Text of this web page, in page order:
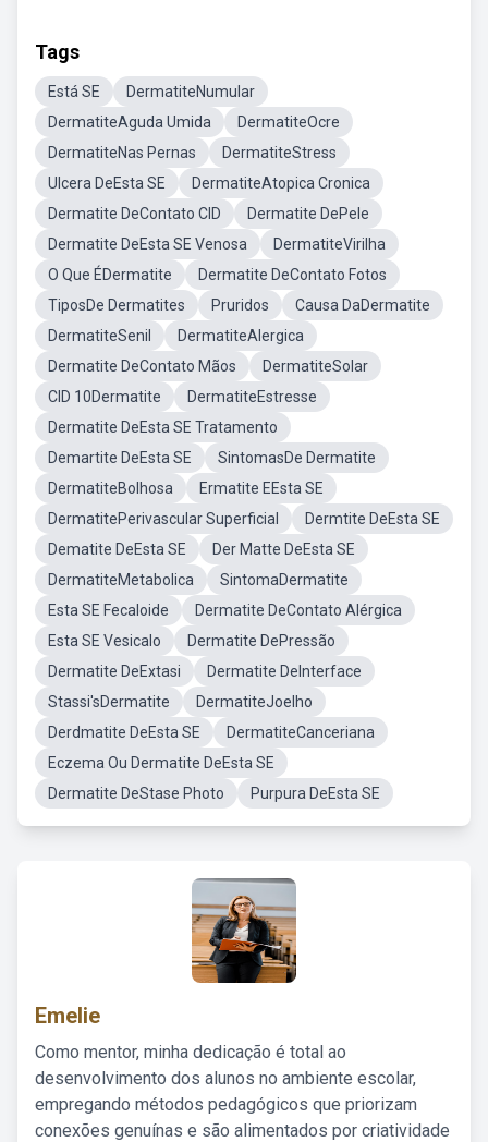
Tags
Está SE
DermatiteNumular
DermatiteAguda Umida
DermatiteOcre
DermatiteNas Pernas
DermatiteStress
Ulcera DeEsta SE
DermatiteAtopica Cronica
Dermatite DeContato CID
Dermatite DePele
Dermatite DeEsta SE Venosa
DermatiteVirilha
O Que ÉDermatite
Dermatite DeContato Fotos
TiposDe Dermatites
Pruridos
Causa DaDermatite
DermatiteSenil
DermatiteAlergica
Dermatite DeContato Mãos
DermatiteSolar
CID 10Dermatite
DermatiteEstresse
Dermatite DeEsta SE Tratamento
Demartite DeEsta SE
SintomasDe Dermatite
DermatiteBolhosa
Ermatite EEsta SE
DermatitePerivascular Superficial
Dermtite DeEsta SE
Dematite DeEsta SE
Der Matte DeEsta SE
DermatiteMetabolica
SintomaDermatite
Esta SE Fecaloide
Dermatite DeContato Alérgica
Esta SE Vesicalo
Dermatite DePressão
Dermatite DeExtasi
Dermatite DeInterface
Stassi'sDermatite
DermatiteJoelho
Derdmatite DeEsta SE
DermatiteCanceriana
Eczema Ou Dermatite DeEsta SE
Dermatite DeStase Photo
Purpura DeEsta SE
Emelie
Como mentor, minha dedicação é total ao
desenvolvimento dos alunos no ambiente escolar,
empregando métodos pedagógicos que priorizam
conexões genuínas e são alimentados por criatividade